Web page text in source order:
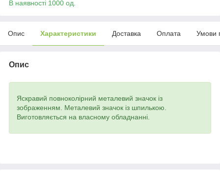
В наявності 1000 од.
Опис Характеристики Доставка Оплата Умови
Опис
Яскравий повноколірний металевий значок із
зображенням. Металевий значок із шпилькою.
Виготовляється на власному обладнанні.